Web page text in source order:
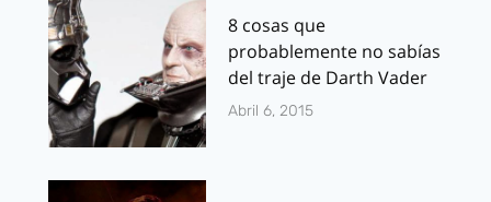
8 cosas que
probablemente no sabías
del traje de Darth Vader
Abril 6, 2015